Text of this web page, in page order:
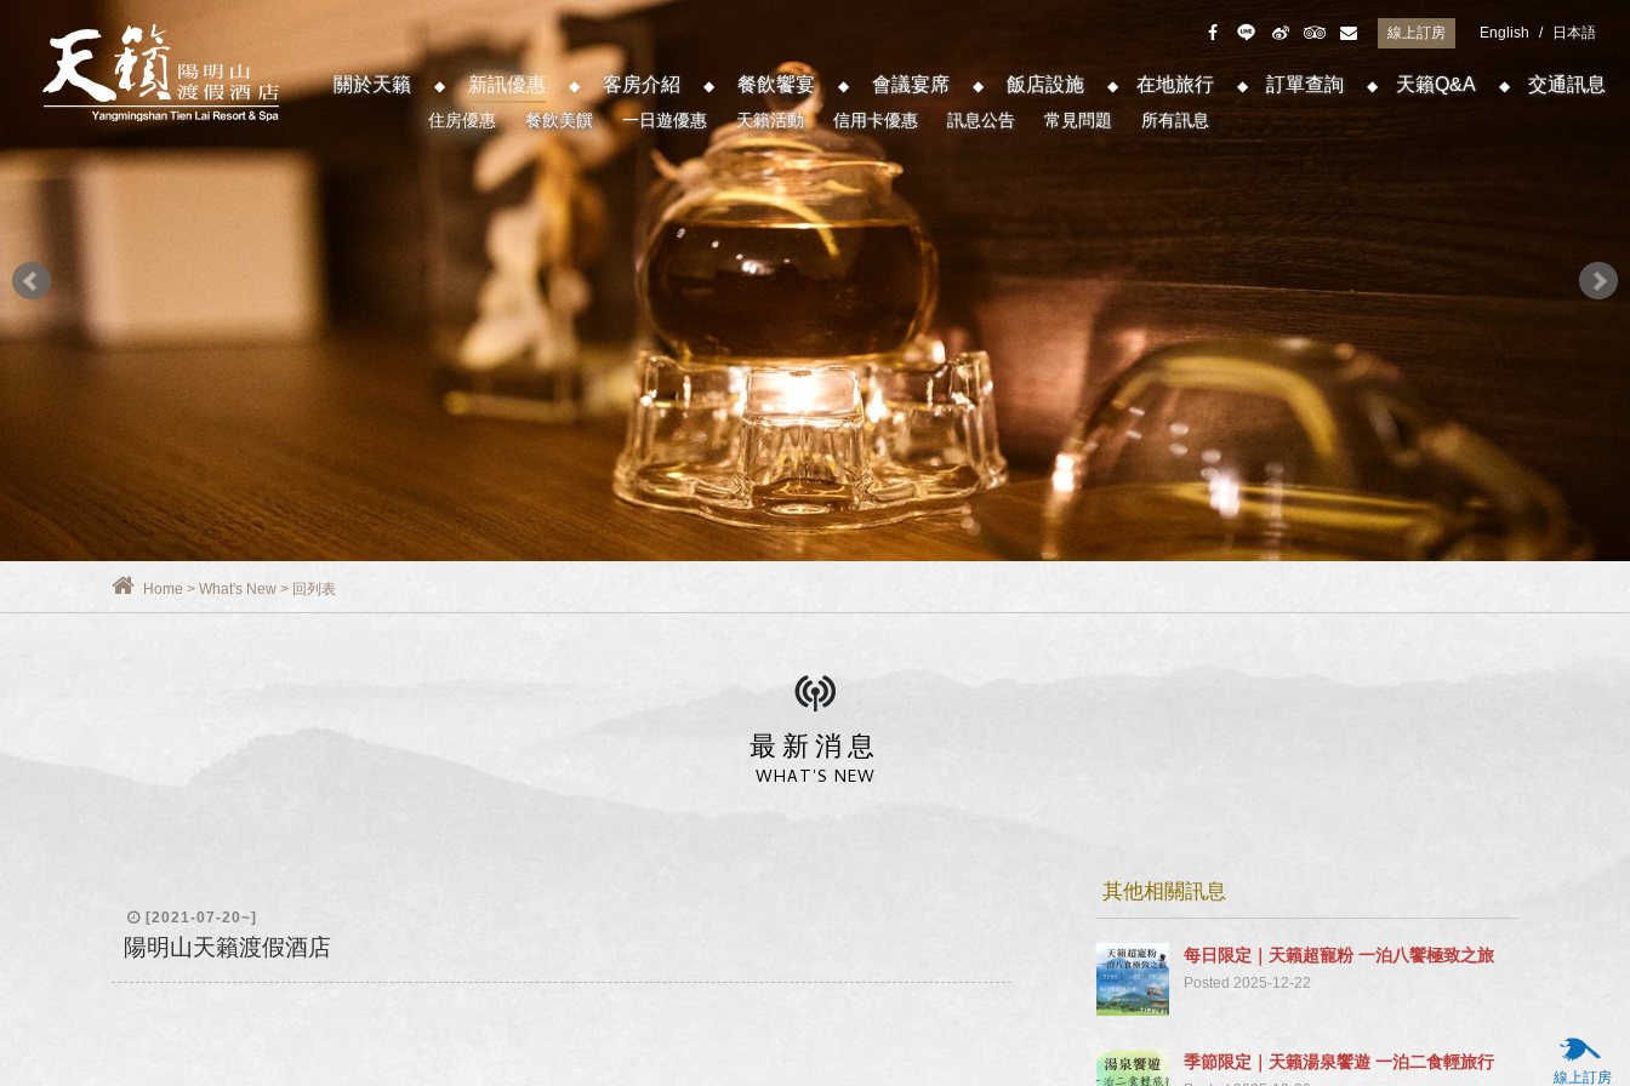
線上訂房 English / 日本語
關於天籟 新訊優惠
住房優惠 餐飲美饌 一日遊優惠 天籟活動 信用卡優惠 訊息公告 常見問題 所有訊息
客房介紹 餐飲饗宴 會議宴席 飯店設施 在地旅行 訂單查詢 天籟Q&A 交通訊息
Home > What's New > 回列表
最新消息
WHAT'S NEW
[2021-07-20~]
陽明山天籟渡假酒店
其他相關訊息
每日限定｜天籟超寵粉 一泊八饗極致之旅
Posted 2025-12-22
季節限定｜天籟湯泉饗遊 一泊二食輕旅行
線上訂房